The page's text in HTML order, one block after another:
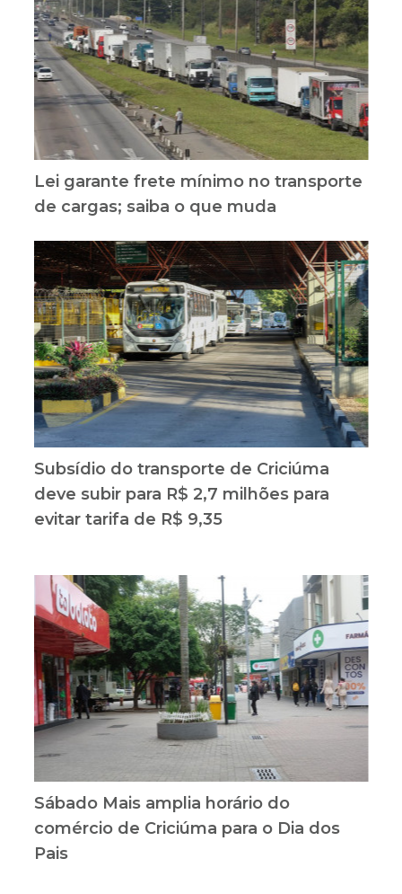
Lei garante frete mínimo no transporte
de cargas; saiba o que muda
Subsídio do transporte de Criciúma
deve subir para R$ 2,7 milhões para
evitar tarifa de R$ 9,35
Sábado Mais amplia horário do
comércio de Criciúma para o Dia dos
Pais